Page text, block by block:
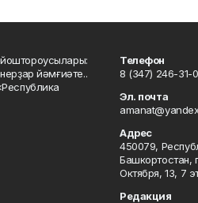
йәмғиәте..
Телефон
8 (347) 246-31-
Эл. почта
Адрес
450079,
Башкортостан,
Октября, 13, 7
Редакция